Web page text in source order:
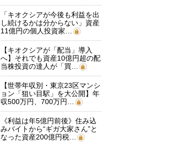
「キオクシアが今後も利益を出
し続けるかは分からない」資産
11億円の個人投資家…
【キオクシアが「配当」導入
へ】それでも資産10億円超の配
当株投資の達人が「買…
【世帯年収別・東京23区マンシ
ョン「狙い目駅」を大公開】年
収500万円、700万円…
《利益は年5億円前後》住み込
みバイトから“ギガ大家さん”と
なった資産200億円税…